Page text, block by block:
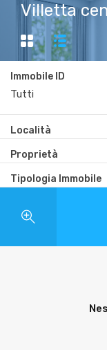
Villetta
Immobile ID
Località
Proprietà
Tipologia Immobile